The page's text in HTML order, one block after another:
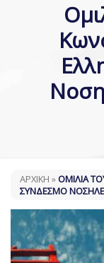
ΑΡΧΙΚΗ »ΟΜΙΛΊΑ
ΣΎΝΔΕΣΜΟ